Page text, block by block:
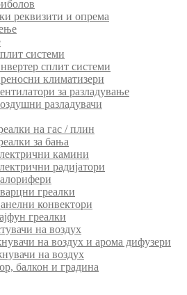
реквизити и опрема
системи
сплит системи
климатизери
за разладување
разладувачи
на гас / плин
за бања
камини
радијатори
греалки
конвектори
греалки
на воздух
на воздух и арома дифузери
на воздух
балкон и градина